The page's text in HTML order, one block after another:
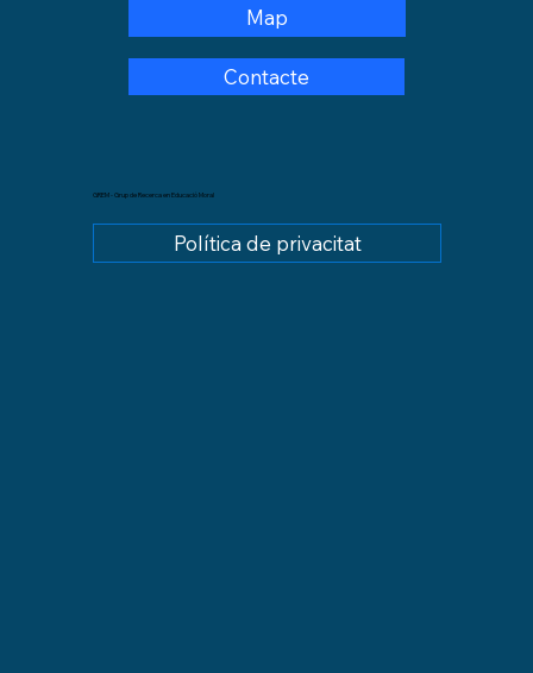
GREM - Grup de Recerca en Educació Moral
Política de privacitat
Map
Contacte